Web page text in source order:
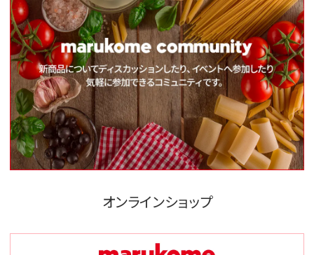
オンラインショップ